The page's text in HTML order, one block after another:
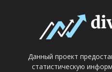
Данный проект
статистическую